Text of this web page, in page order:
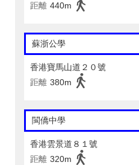
距離 440m
蘇浙公學
香港寶馬山道２０號
距離 380m
閩僑中學
香港雲景道８１號
距離 320m